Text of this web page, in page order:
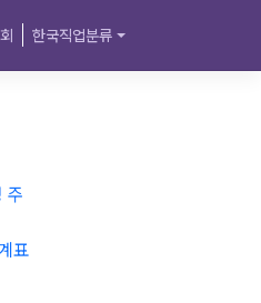
한국직업분류
주
표